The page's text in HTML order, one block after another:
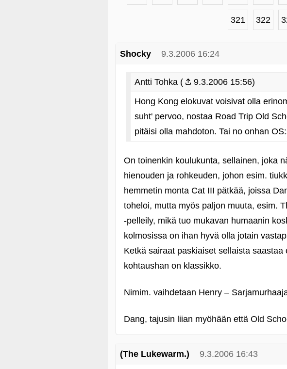
321 322
Shocky 9.3.2006 16:24
Antti Tohka (
9.3.2006 15:56)
Hong Kong elokuvat voisivat olla
suht' pervoo, nostaa Road Trip Old
pitäisi olla mahdoton. Tai no onhan
On toinenkin koulukunta, sellainen, joka
hienouden ja rohkeuden, johon esim.
hemmetin monta Cat III pätkää, joissa
toheloi, mutta myös paljon muuta, esim.
‑pelleily, mikä tuo mukavan humaanin
kolmosissa on ihan hyvä olla jotain
Ketkä sairaat paskiaiset sellaista
kohtaushan on klassikko.
Nimim. vaihdetaan Henry –
Dang, tajusin liian myöhään että Old
(The Lukewarm.) 9.3.2006 16:43